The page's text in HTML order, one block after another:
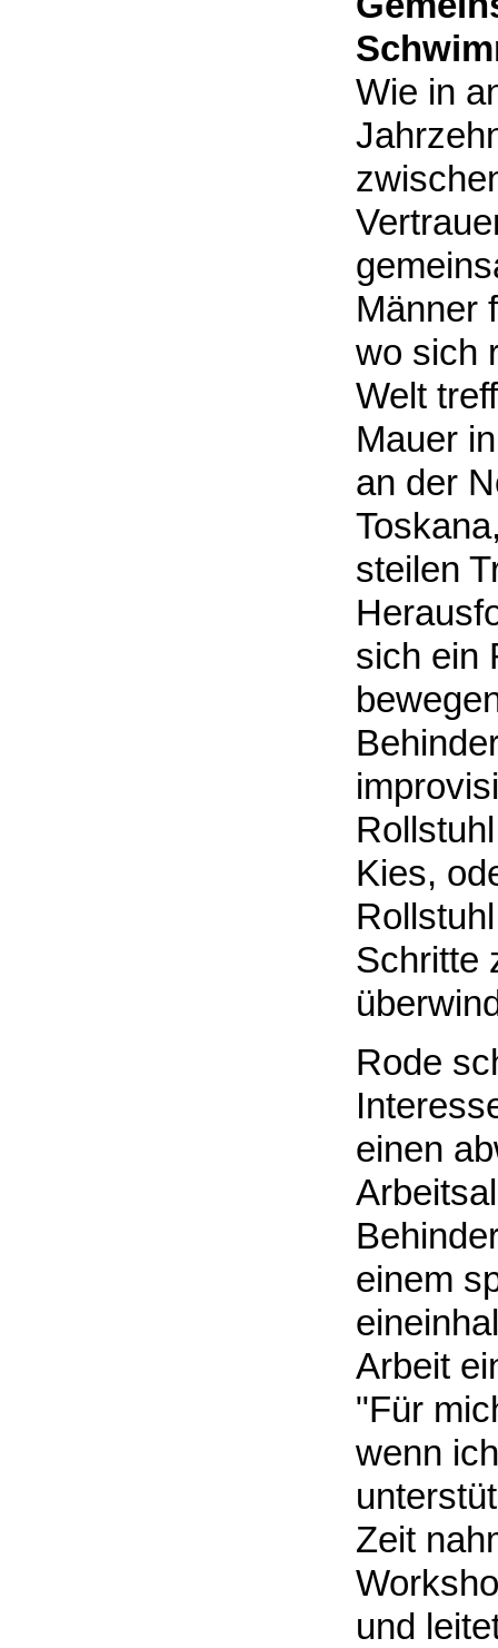
Wie in
Männer
wo sich
Welt
Mauer
an der
steilen
sich ein
Kies,
Schritte
Rode
einen
einem
Arbeit
"Für
wenn
Zeit
und